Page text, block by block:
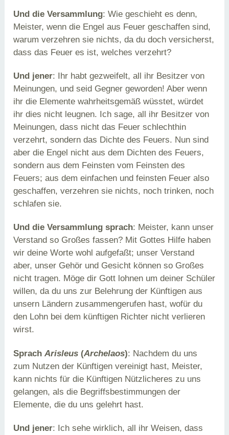
Und die Versammlung: Wie geschieht es denn,
Meister, wenn die Engel aus Feuer geschaffen sind,
warum verzehren sie nichts, da du doch versicherst,
dass das Feuer es ist, welches verzehrt?
Und jener: Ihr habt gezweifelt, all ihr Besitzer von
Meinungen, und seid Gegner geworden! Aber wenn
ihr die Elemente wahrheitsgemäß wüsstet, würdet
ihr dies nicht leugnen. Ich sage, all ihr Besitzer von
Meinungen, dass nicht das Feuer schlechthin
verzehrt, sondern das Dichte des Feuers. Nun sind
aber die Engel nicht aus dem Dichten des Feuers,
sondern aus dem Feinsten vom Feinsten des
Feuers; aus dem einfachen und feinsten Feuer also
geschaffen, verzehren sie nichts, noch trinken, noch
schlafen sie.
Und die Versammlung sprach: Meister, kann unser
Verstand so Großes fassen? Mit Gottes Hilfe haben
wir deine Worte wohl aufgefaßt; unser Verstand
aber, unser Gehör und Gesicht können so Großes
nicht tragen. Möge dir Gott lohnen um deiner Schüler
willen, da du uns zur Belehrung der Künftigen aus
unsern Ländern zusammengerufen hast, wofür du
den Lohn bei dem künftigen Richter nicht verlieren
wirst.
SprachArisleus (Archelaos): Nachdem du uns
zum Nutzen der Künftigen vereinigt hast, Meister,
kann nichts für die Künftigen Nützlicheres zu uns
gelangen, als die Begriffsbestimmungen der
Elemente, die du uns gelehrt hast.
Und jener: Ich sehe wirklich, all ihr Weisen, dass